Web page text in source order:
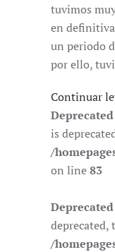
tuvimos
en
un periodo
por ello,
Continuar
Deprecated
is
/
on line83
Deprecated
deprecated,
/